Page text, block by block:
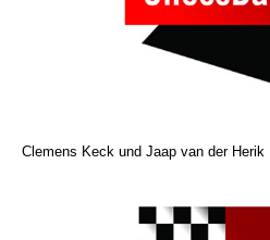
Clemens Keck und Jaap van der Herik